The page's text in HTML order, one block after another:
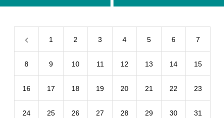
1 2 3 4 5 6 7
8 9 10 11 12 13 14 15
16 17 18 19 20 21 22 23
24 25 26 27 28 29 30 31